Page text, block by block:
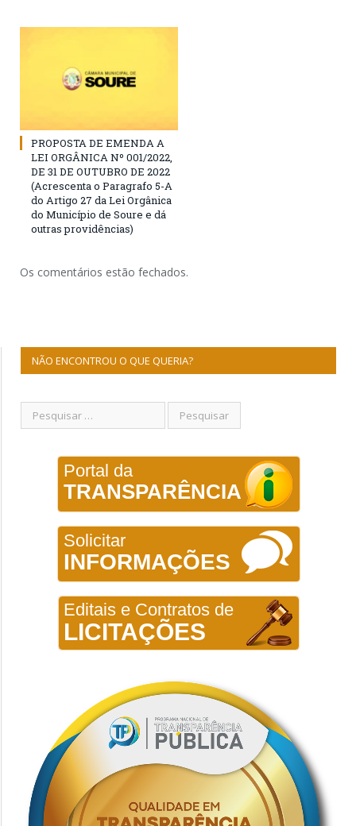
PROPOSTA DE EMENDA A
LEI ORGÂNICA Nº 001/2022,
DE 31 DE OUTUBRO DE 2022
(Acrescenta o Paragrafo 5-A
do Artigo 27 da Lei Orgânica
do Município de Soure e dá
outras providências)
Os comentários estão fechados.
NÃO ENCONTROU O QUE QUERIA?
Portal da
TRANSPARÊNCIA
Solicitar
INFORMAÇÕES
Editais e Contratos de
LICITAÇÕES